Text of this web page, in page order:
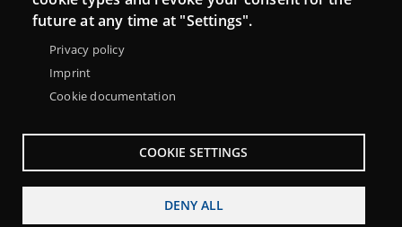
future at any time at "Settings".
Privacy policy
Imprint
Cookie documentation
COOKIE SETTINGS
DENY ALL